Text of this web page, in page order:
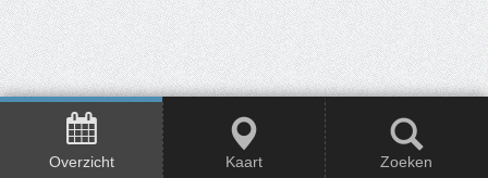
Overzicht Kaart Zoeken